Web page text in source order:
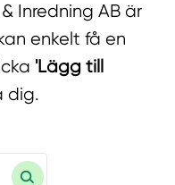
Inredning AB är
enkelt få en
'Lägg till
dig.